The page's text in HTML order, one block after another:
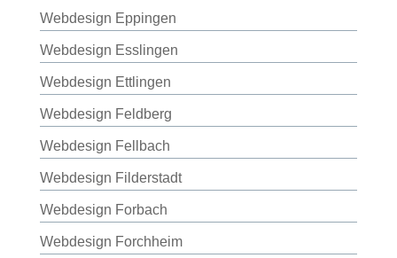
Webdesign Eppingen
Webdesign Esslingen
Webdesign Ettlingen
Webdesign Feldberg
Webdesign Fellbach
Webdesign Filderstadt
Webdesign Forbach
Webdesign Forchheim